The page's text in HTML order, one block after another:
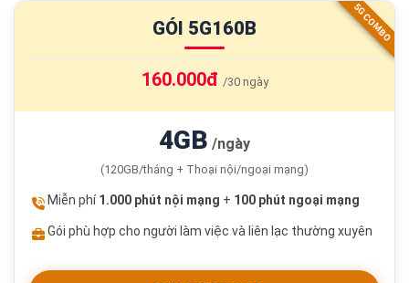
5G COMBO
GÓI 5G160B
160.000đ /30 ngày
4GB /ngày
(120GB/tháng + Thoại nội/ngoại mạng)
Miễn phí1.000 phút nội mạng + 100 phút ngoại mạng
Gói phù hợp cho người làm việc và liên lạc thường xuyên